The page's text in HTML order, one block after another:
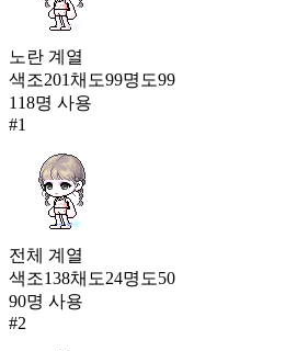
햇살 여우 넝쿨
21,779
137
화이트 우르스 슬리퍼
21,742
텐겐의 신발
21,696
새벽 여운(여)
21,600
140
노란 계열
색조201 채도99명도99
118명 사용
#1
전체 계열
색조138채도24명도50
90명 사용
#2